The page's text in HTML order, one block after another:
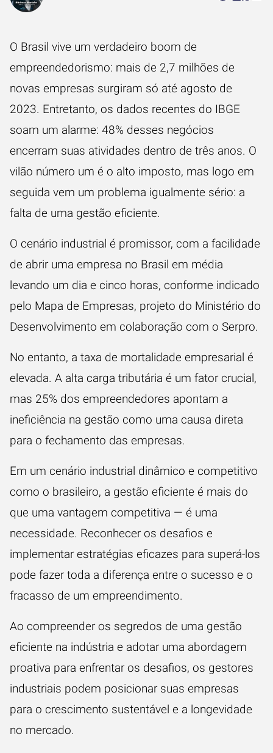
O Brasil vive um verdadeiro boom de
empreendedorismo: mais de 2,7 milhões de
novas empresas surgiram só até agosto de
2023. Entretanto, os dados recentes do IBGE
soam um alarme: 48% desses negócios
encerram suas atividades dentro de três anos. O
vilão número um é o alto imposto, mas logo em
seguida vem um problema igualmente sério: a
falta de uma gestão eficiente.
O cenário industrial é promissor, com a facilidade
de abrir uma empresa no Brasil em média
levando um dia e cinco horas, conforme indicado
pelo Mapa de Empresas, projeto do Ministério do
Desenvolvimento em colaboração com o Serpro.
No entanto, a taxa de mortalidade empresarial é
elevada. A alta carga tributária é um fator crucial,
mas 25% dos empreendedores apontam a
ineficiência na gestão como uma causa direta
para o fechamento das empresas.
Em um cenário industrial dinâmico e competitivo
como o brasileiro, a gestão eficiente é mais do
que uma vantagem competitiva — é uma
necessidade. Reconhecer os desafios e
implementar estratégias eficazes para superá-los
pode fazer toda a diferença entre o sucesso e o
fracasso de um empreendimento.
Ao compreender os segredos de uma gestão
eficiente na indústria e adotar uma abordagem
proativa para enfrentar os desafios, os gestores
industriais podem posicionar suas empresas
para o crescimento sustentável e a longevidade
no mercado.